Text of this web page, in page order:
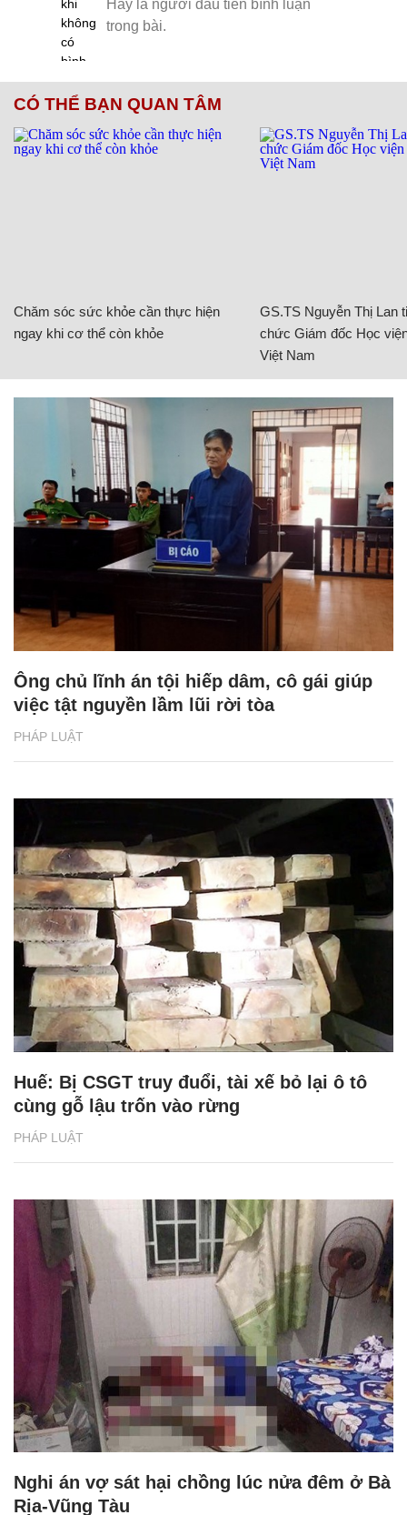
CÓ THỂ BẠN QUAN TÂM
Chăm sóc sức khỏe cần thực hiện
ngay khi cơ thể còn khỏe
GS.TS Nguyễn Thị Lan
chức Giám đốc Học
Việt Nam
PHÁP LUẬT
Ông chủ lĩnh án tội hiếp dâm, cô gái giúp
việc tật nguyền lầm lũi rời tòa
PHÁP LUẬT
Huế: Bị CSGT truy đuổi, tài xế bỏ lại ô tô
cùng gỗ lậu trốn vào rừng
Nghi án vợ sát hại chồng lúc nửa đêm ở Bà
Rịa-Vũng Tàu